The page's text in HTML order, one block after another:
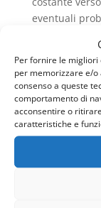
Per fornire le migliori
per memorizzare e/o
consenso a queste
comportamento di
acconsentire o
caratteristiche e
eventuali
Pronto
sempre
La
caldaie
Questa
prestigiosa
Questa